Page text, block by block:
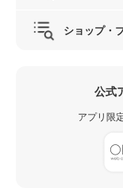
ショップ・
公式
アプリ限